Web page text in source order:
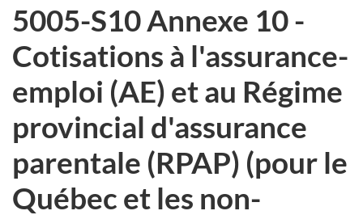
5005-S10 Annexe 10 -
Cotisations à l'assurance-
emploi (AE) et au Régime
provincial d'assurance
parentale (RPAP) (pour le
Québec et les non-